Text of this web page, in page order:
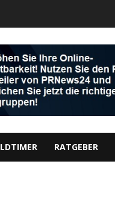
RATGEBER